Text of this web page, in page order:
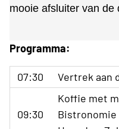
mooie afsluiter van de
Programma:
07:30 Vertrek aan
09:30
Koffie met
Bistronomie